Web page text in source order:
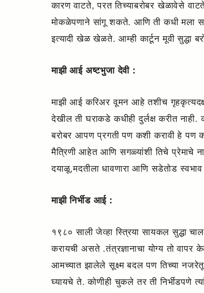
कारण वाटते, परत तिच्याबरोबर खेळावेसे
मोकळेपणाने सांगू शकते. आणि ती कधी मला
इत्यादी खेळ खेळते. आम्ही कार्टून मूवी सुद्धा
माझी आई अष्टभुजा देवी :
माझी आई करिअर वूमन आहे तशीच
देखील ती घराकडे कधीही दुर्लक्ष करीत
बरोबर आपण प्रगती पण कशी करावी हे पण
मैत्रिणी आहेत आणि सगळ्यांशी तिचे
दयाळू,मदतीला धावणारा आणि सडेतोड
माझी निर्भीड आई :
१९८० साली जेव्हा स्त्रिया सायकल सुद्धा
करायची असते .तंत्रज्ञानाचा योग्य तो
आमच्यात झालेले सूक्ष्म बदल पण तिच्या
घ्यायचे ते. कोणीही चुकले तर ती